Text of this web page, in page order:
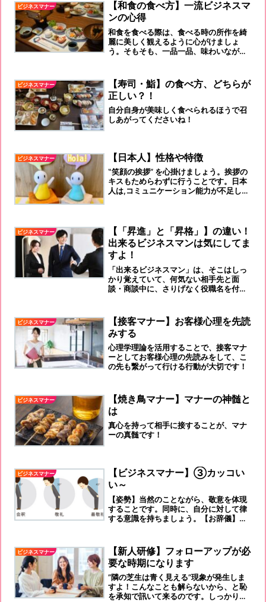
ビジネスマナー
【和食の食べ方】一流ビジネスマ
ンの心得
和食を食べる際は、食べる時の所作を綺
麗に美しく観えるように心がけましょ
う。そもそも、一品一品、味わいなが
段ですよ！
ビジネスマナー
【寿司・鮨】の食べ方、どちらが
正しい？！
自分自身が美味しく食べられるほうで召
しあがってくださいね！
ビジネスマナー 【日本人】性格や特徴
‟笑顔の挨拶” を心掛けましょう。挨拶の
キスもためらわずに行うことです。日本
人は,コミュニケーション能力が不足して
ビジネスマナー
【「昇進」と「昇格」】の違い！
出来るビジネスマンは気にしてま
すよ！
「出来るビジネスマン」は、そこはしっ
かり覚えていて、何気ない相手先と面
談・商談中に、さりげなく役職名を付け
ビジネスマナー
【接客マナー】お客様心理を先読
みする
心理学理論を活用することで、接客マナ
ーとしてお客様心理の先読みをして、こ
の先も繋がって行ける行動が大切です！
ビジネスマナー
【焼き鳥マナー】マナーの神髄と
は
真心を持って相手に接することが、マナ
ーの真髄です！
ビジネスマナー
【ビジネスマナー】③カッコい
い～
【姿勢】当然のことながら、敬意を体現
することです。同時に、自分に対して律
する意識を持ちましょう。【お辞儀】気
す。
ビジネスマナー
【新人研修】フォローアップが必
要な時期になります
”隣の芝生は青く見える”現象が発生しま
すよ！こんなことも解らないから、と恥
を承知で訊いて来るのです。しっかりと